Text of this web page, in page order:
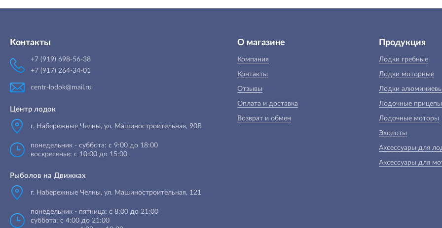
Контакты
+7 (919) 698-56-38
+7 (917) 264-34-01
centr-lodok@mail.ru
Центр лодок
г. Набережные Челны, ул. Машиностроительная, 90B
понедельник - суббота: с 9:00 до 18:00
воскресенье: с 10:00 до 15:00
Рыболов на Движках
г. Набережные Челны, ул. Машиностроительная, 121
понедельник - пятница: с 8:00 до 21:00
суббота: с 4:00 до 21:00
О магазине
Компания
Контакты
Отзывы
Оплата и доставка
Возврат и обмен
Продукция
Лодки гребные
Лодки моторные
Лодки
Лодочные прицепы
Лодочные моторы
Эхолоты
Аксессуары для
Аксессуары для